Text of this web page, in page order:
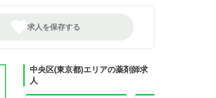
求人を保存する
中央区(東京都)エリアの薬剤師求
人